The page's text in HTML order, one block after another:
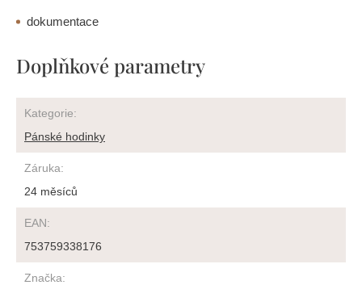
dokumentace
Doplňkové parametry
Kategorie:
Pánské hodinky
Záruka:
24 měsíců
EAN:
753759338176
Značka: